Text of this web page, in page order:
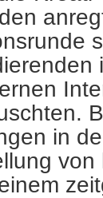
in
von